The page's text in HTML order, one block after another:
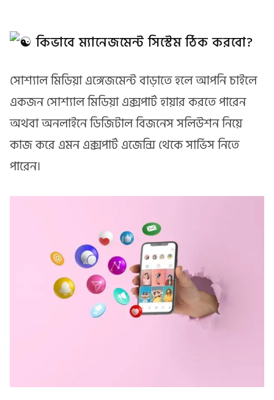
কিভাবে ম্যানেজমেন্ট সিস্টেম ঠিক করবো?
সোশ্যাল মিডিয়া এঙ্গেজমেন্ট বাড়াতে হলে আপনি চাইলে
একজন সোশ্যাল মিডিয়া এক্সপার্ট হায়ার করতে পারেন
অথবা অনলাইনে ডিজিটাল বিজনেস সলিউশন নিয়ে
কাজ করে এমন এক্সপার্ট এজেন্সি থেকে সার্ভিস নিতে
পারেন।